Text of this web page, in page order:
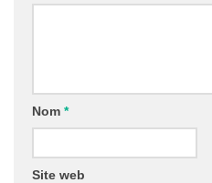
Nom *
Site web